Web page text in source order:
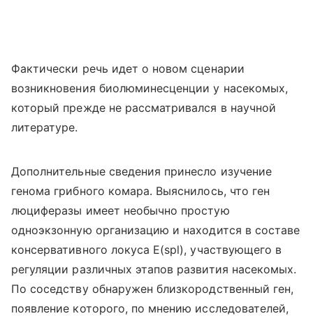
Фактически речь идет о новом сценарии
возникновения биолюминесценции у насекомых,
который прежде не рассматривался в научной
литературе.
Дополнительные сведения принесло изучение
генома грибного комара. Выяснилось, что ген
люциферазы имеет необычно простую
одноэкзонную организацию и находится в составе
консервативного локуса E(spl), участвующего в
регуляции различных этапов развития насекомых.
По соседству обнаружен близкородственный ген,
появление которого, по мнению исследователей,